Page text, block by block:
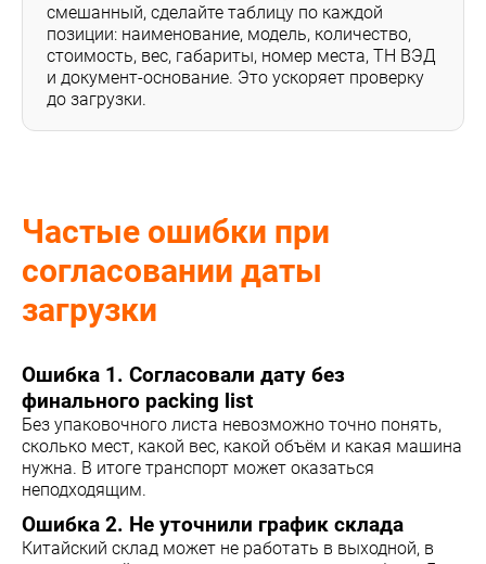
смешанный, сделайте таблицу по каждой
позиции: наименование, модель, количество,
стоимость, вес, габариты, номер места, ТН ВЭД
и документ-основание. Это ускоряет проверку
до загрузки.
Частые ошибки при
согласовании даты
загрузки
Ошибка 1. Согласовали дату без
финального packing list
Без упаковочного листа невозможно точно понять,
сколько мест, какой вес, какой объём и какая машина
нужна. В итоге транспорт может оказаться
неподходящим.
Ошибка 2. Не уточнили график склада
Китайский склад может не работать в выходной, в